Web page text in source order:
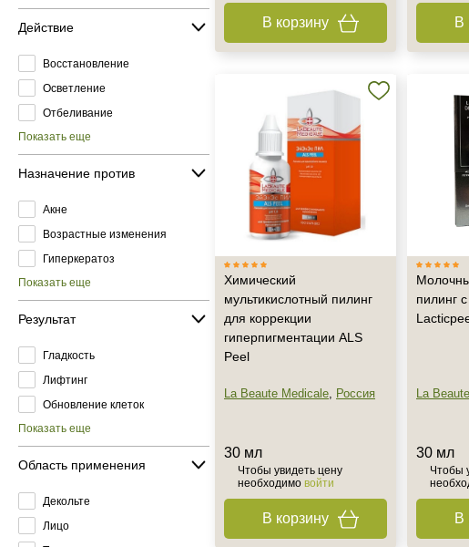
Действие
Восстановление
Осветление
Отбеливание
Показать еще
Назначение против
Акне
Возрастные изменения
Гиперкератоз
Показать еще
Результат
Гладкость
Лифтинг
Обновление клеток
Показать еще
Область применения
Декольте
Лицо
В корзину В
Химический
мультикислотный пилинг
для коррекции
гиперпигментации ALS
Peel
La Beaute Medicale, Россия
30 мл
Чтобы увидеть цену
необходимо войти
В корзину
пилинг
La
30 мл
Чтобы
В